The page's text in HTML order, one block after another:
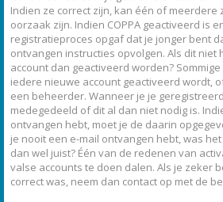
Indien ze correct zijn, kan één of meerdere
oorzaak zijn. Indien COPPA geactiveerd is
registratieproces opgaf dat je jonger bent
ontvangen instructies opvolgen. Als dit niet
account dan geactiveerd worden?
iedere nieuwe account geactiveerd wordt,
een beheerder. Wanneer je je
medegedeeld of dit al dan niet nodig is.
ontvangen hebt, moet je de daarin
je nooit een e-mail ontvangen hebt, was
dan wel juist? Één van de redenen van
valse accounts te doen dalen. Als je zeker
correct was, neem dan contact op met de